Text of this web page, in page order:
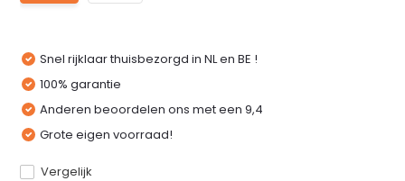
Snel rijklaar thuisbezorgd in NL en BE !
100% garantie
Anderen beoordelen ons met een 9,4
Grote eigen voorraad!
Vergelijk